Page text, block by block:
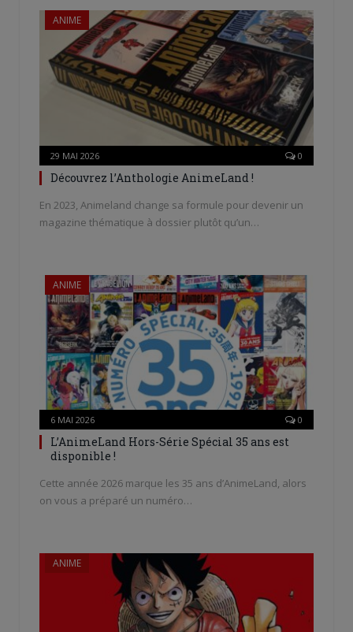
ANIME
29 MAI 2026 0
Découvrez l’Anthologie AnimeLand !
En 2023, Animeland change sa formule pour devenir un
magazine thématique à dossier plutôt qu’un…
ANIME
6 MAI 2026 0
L’AnimeLand Hors-Série Spécial 35 ans est
disponible !
Cette année 2026 marque les 35 ans d’AnimeLand, alors
on vous a préparé un numéro…
ANIME